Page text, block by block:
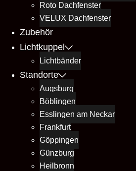
Roto Dachfenster
VELUX Dachfenster
Zubehör
Lichtkuppel
Lichtbänder
Standorte
Augsburg
Böblingen
Esslingen am Neckar
Frankfurt
Göppingen
Günzburg
Heilbronn